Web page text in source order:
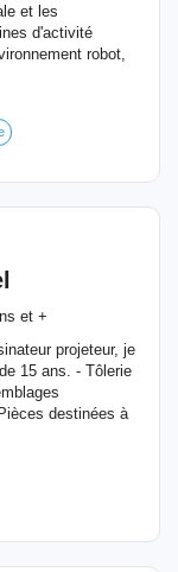
et les
d'activité
robot,
et +
projeteur, je
15 ans. - Tôlerie
destinées à